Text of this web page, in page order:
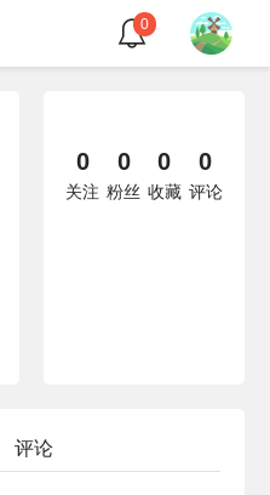
0
0
关注
0
粉丝
0
收藏
0
评论
评论